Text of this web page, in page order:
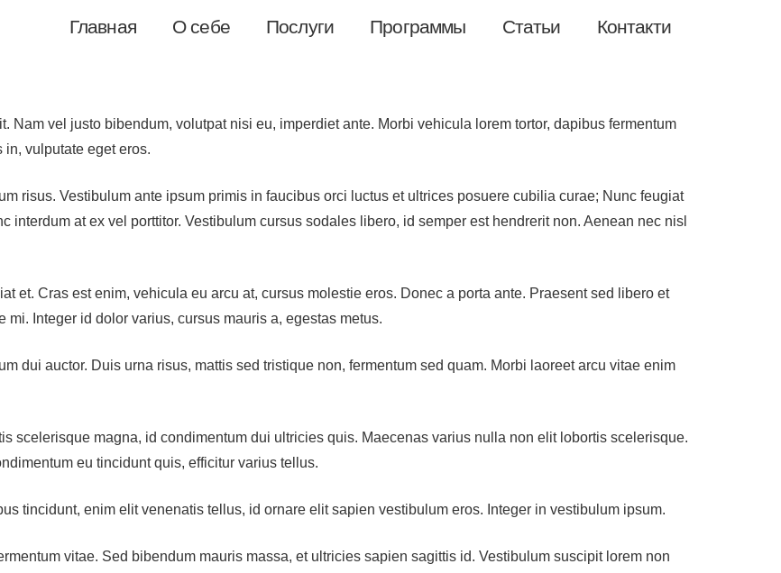
Главная О себе Послуги Программы Статьи Контакти
Nam vel justo bibendum, volutpat nisi eu, imperdiet ante. Morbi vehicula lorem tortor, dapibus fermentum
vulputate eget eros.
risus. Vestibulum ante ipsum primis in faucibus orci luctus et ultrices posuere cubilia curae; Nunc feugiat
at ex vel porttitor. Vestibulum cursus sodales libero, id semper est hendrerit non. Aenean nec nisl
et. Cras est enim, vehicula eu arcu at, cursus molestie eros. Donec a porta ante. Praesent sed libero et
Integer id dolor varius, cursus mauris a, egestas metus.
dui auctor. Duis urna risus, mattis sed tristique non, fermentum sed quam. Morbi laoreet arcu vitae enim
scelerisque magna, id condimentum dui ultricies quis. Maecenas varius nulla non elit lobortis scelerisque.
eu tincidunt quis, efficitur varius tellus.
tincidunt, enim elit venenatis tellus, id ornare elit sapien vestibulum eros. Integer in vestibulum ipsum.
vitae. Sed bibendum mauris massa, et ultricies sapien sagittis id. Vestibulum suscipit lorem non